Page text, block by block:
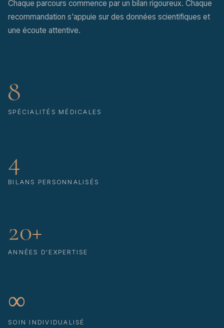
Chaque parcours commence par un bilan rigoureux. Chaque
recommandation s'appuie sur des données scientifiques et
une écoute attentive.
8
SPÉCIALITÉS MÉDICALES
4
BILANS PERSONNALISÉS
20+
ANNÉES D'EXPERTISE
∞
SOIN INDIVIDUALISÉ